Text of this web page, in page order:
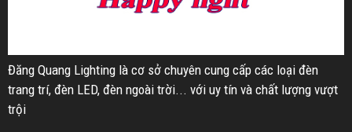
Đăng Quang Lighting là cơ sở chuyên cung cấp các loại đèn
trang trí, đèn LED, đèn ngoài trời... với uy tín và chất lượng vượt
trội